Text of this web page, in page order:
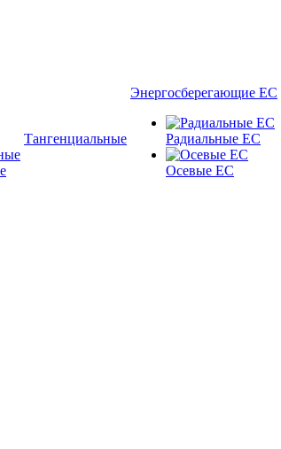
Тангенциальные
Энергосберегающие EC
Радиальные EC
Осевые EC